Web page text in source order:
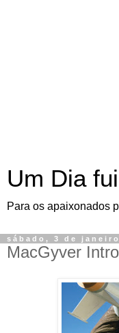
Um Dia
Para os apaixonados
sábado, 3 de
MacGyver